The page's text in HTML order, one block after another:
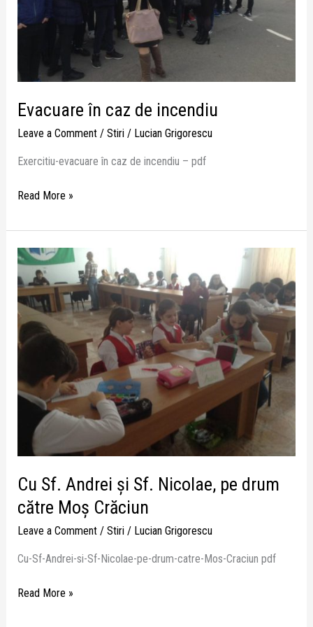
Evacuare în caz de incendiu
Leave a Comment / Stiri/ Lucian Grigorescu
Exercitiu-evacuare în caz de incendiu – pdf
Read More »
Cu Sf. Andrei și Sf. Nicolae, pe drum
către Moș Crăciun
Leave a Comment / Stiri/ Lucian Grigorescu
Cu-Sf-Andrei-si-Sf-Nicolae-pe-drum-catre-Mos-Craciun pdf
Cu
Sf.
Andrei
și
Sf.
Nicolae,
drum
către
Crăciun
Read More »